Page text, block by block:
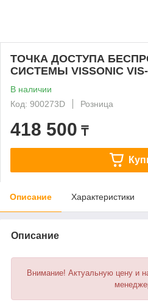
ТОЧКА ДОСТУПА
СИСТЕМЫ VISSONIC
В наличии
Код: 900273D
Розница
418 500 ₸
Описание Характеристики
Описание
Внимание! Актуальную цену и